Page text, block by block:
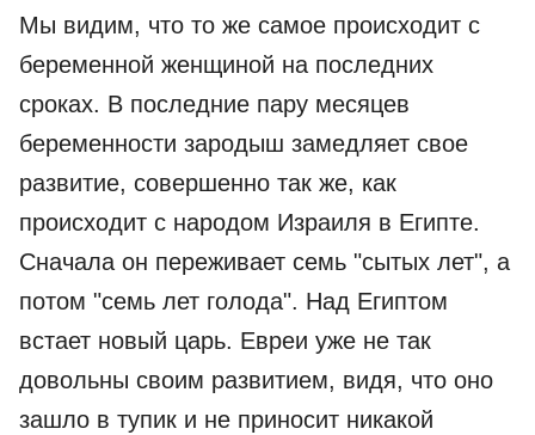
Мы видим, что то же самое происходит с
беременной женщиной на последних
сроках. В последние пару месяцев
беременности зародыш замедляет свое
развитие, совершенно так же, как
происходит с народом Израиля в Египте.
Сначала он переживает семь "сытых лет", а
потом "семь лет голода". Над Египтом
встает новый царь. Евреи уже не так
довольны своим развитием, видя, что оно
зашло в тупик и не приносит никакой